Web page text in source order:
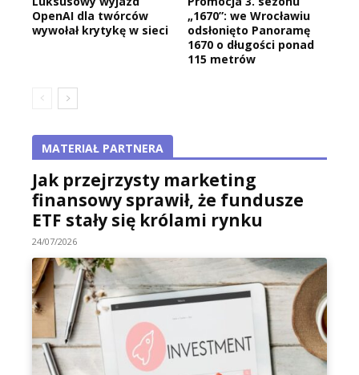
OpenAI dla twórców
wywołał krytykę w sieci
„1670”: we Wrocławiu
odsłonięto Panoramę
1670 o długości ponad
115 metrów
MATERIAŁ PARTNERA
Jak przejrzysty marketing
finansowy sprawił, że fundusze
ETF stały się królami rynku
24/07/2026